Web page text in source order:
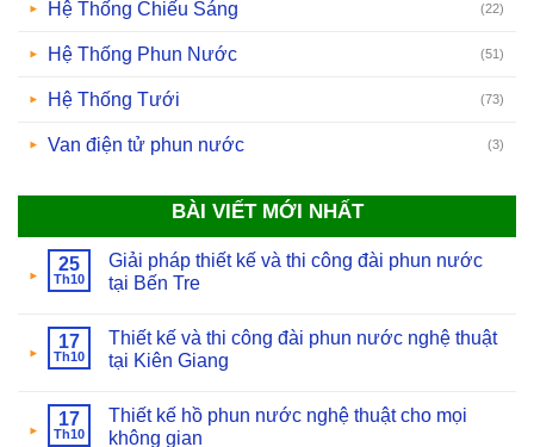
Hệ Thống Chiếu Sáng (22)
Hệ Thống Phun Nước (51)
Hệ Thống Tưới (73)
Van điện tử phun nước (3)
BÀI VIẾT MỚI NHẤT
25
Th10
Giải pháp thiết kế và thi công đài phun nước
tại Bến Tre
17
Th10
Thiết kế và thi công đài phun nước nghệ thuật
tại Kiên Giang
17
Th10
Thiết kế hồ phun nước nghệ thuật cho mọi
không gian